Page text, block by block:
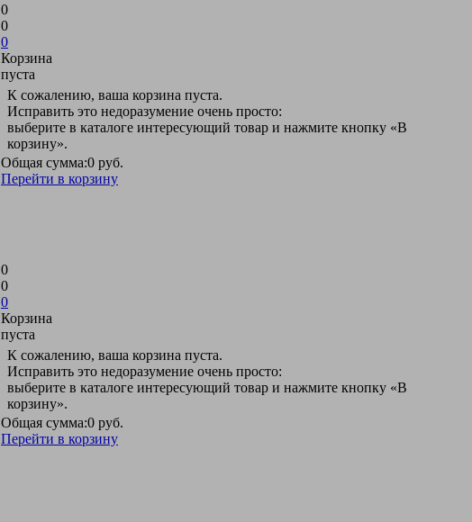
0
0
0
Корзина
пуста
К сожалению, ваша корзина пуста.
Исправить это недоразумение очень просто:
выберите в каталоге интересующий товар и нажмите кнопку «В
корзину».
Общая сумма:0 руб.
Перейти в корзину
0
0
0
Корзина
пуста
К сожалению, ваша корзина пуста.
Исправить это недоразумение очень просто:
выберите в каталоге интересующий товар и нажмите кнопку «В
корзину».
Общая сумма:0 руб.
Перейти в корзину